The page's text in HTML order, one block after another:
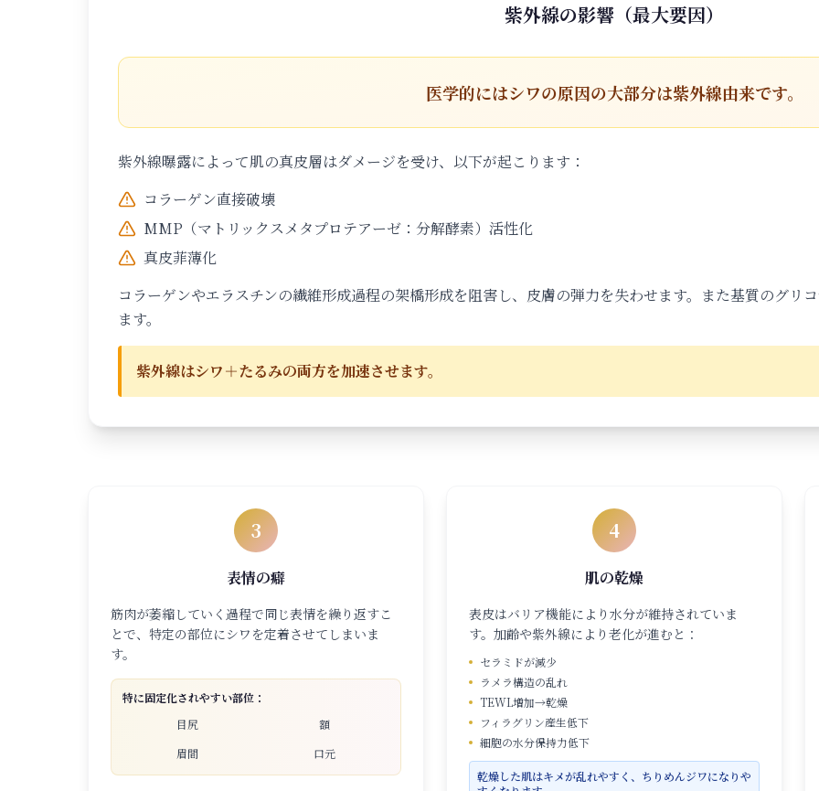
紫外線の影響（最大要因）
医学的にはシワの原因の大部分は紫外線由来です。
紫外線曝露によって肌の真皮層はダメージを受け、以下が起こります：
コラーゲン直接破壊
MMP（マトリックスメタプロテアーゼ：分解酵素）活性化
真皮菲薄化
コラーゲンやエラスチンの繊維形成過程の架橋形成を阻害し、皮膚の弾力を失わせます。また基質のグリ
ます。
紫外線はシワ＋たるみの両方を加速させます。
3
表情の癖
筋肉が萎縮していく過程で同じ表情を繰り返すこ
とで、特定の部位にシワを定着させてしまいま
す。
特に固定化されやすい部位：
目尻
額
眉間
口元
4
肌の乾燥
表皮はバリア機能により水分が維持されていま
す。加齢や紫外線により老化が進むと：
セラミドが減少
ラメラ構造の乱れ
TEWL増加→乾燥
フィラグリン産生低下
細胞の水分保持力低下
乾燥した肌はキメが乱れやすく、ちりめんジワになりや